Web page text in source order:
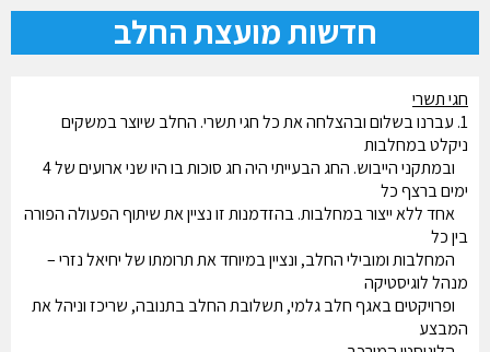
חדשות מועצת החלב
חגי תשרי
1. עברנו בשלום ובהצלחה את כל חגי תשרי. החלב שיוצר במשקים
ניקלט במחלבות
ובמתקני הייבוש. החג הבעייתי היה חג סוכות בו היו שני ארועים של 4
ימים ברצף כל
אחד ללא ייצור במחלבות. בהזדמנות זו נציין את שיתוף הפעולה הפורה
בין כל
המחלבות ומובילי החלב, ונציין במיוחד את תרומתו של יחיאל נזרי –
מנהל לוגיסטיקה
ופרויקטים באגף חלב גלמי, תשלובת החלב בתנובה, שריכז וניהל את
המבצע